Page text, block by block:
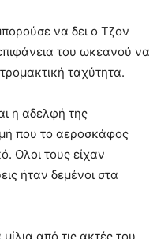
να δει ο Τζον
του ωκεανού να
ταχύτητα.
η αδελφή της
που το αεροσκάφος
Ολοι τους είχαν
ήταν δεμένοι στα